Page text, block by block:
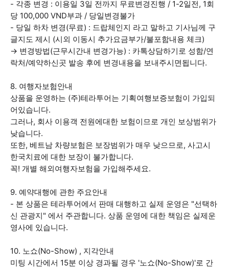
- 각종 변경 : 이용일 3일 전까지 무료변경진행 / 1-2일전, 1회
당 100,000 VND부과 / 당일변경불가
- 당일 하차 변경(무료) : 드랍체인지 라고 말하고 기사님께 구
글지도 제시 (시외 이동시 추가요금부가/불포함내용 체크)
→ 변경방법(근무시간내 변경가능) : 카톡상담하기로 성함/연
락처/예약하신곳 발송 후에 변경내용을 보내주시면됩니다.
8. 여행자보험안내
상품을 운영하는 (주)테라투어는 기획여행보증보험이 가입되
어있습니다.
그러나, 회사 이용객 전원에대한 보험이므로 개인 보상범위가
낮습니다.
또한, 베트남 차량보험은 보장범위가 매우 낮으므로, 사고시
한국치료에 대한 보장이 불가합니다.
꼭! 개별 해외여행자보험을 가입해주세요.
9. 예약대행에 관한 주요안내
- 본 상품은 테라투어에서 판매 대행하고 실제 운영은 "선택하
신 관광지" 에서 주관합니다. 상품 운영에 대한 책임은 실제운
영사에 있습니다.
10. 노쇼(No-Show) , 지각안내
미팅 시간에서 15분 이상 경과될 경우 '노쇼(No-Show)'로 간